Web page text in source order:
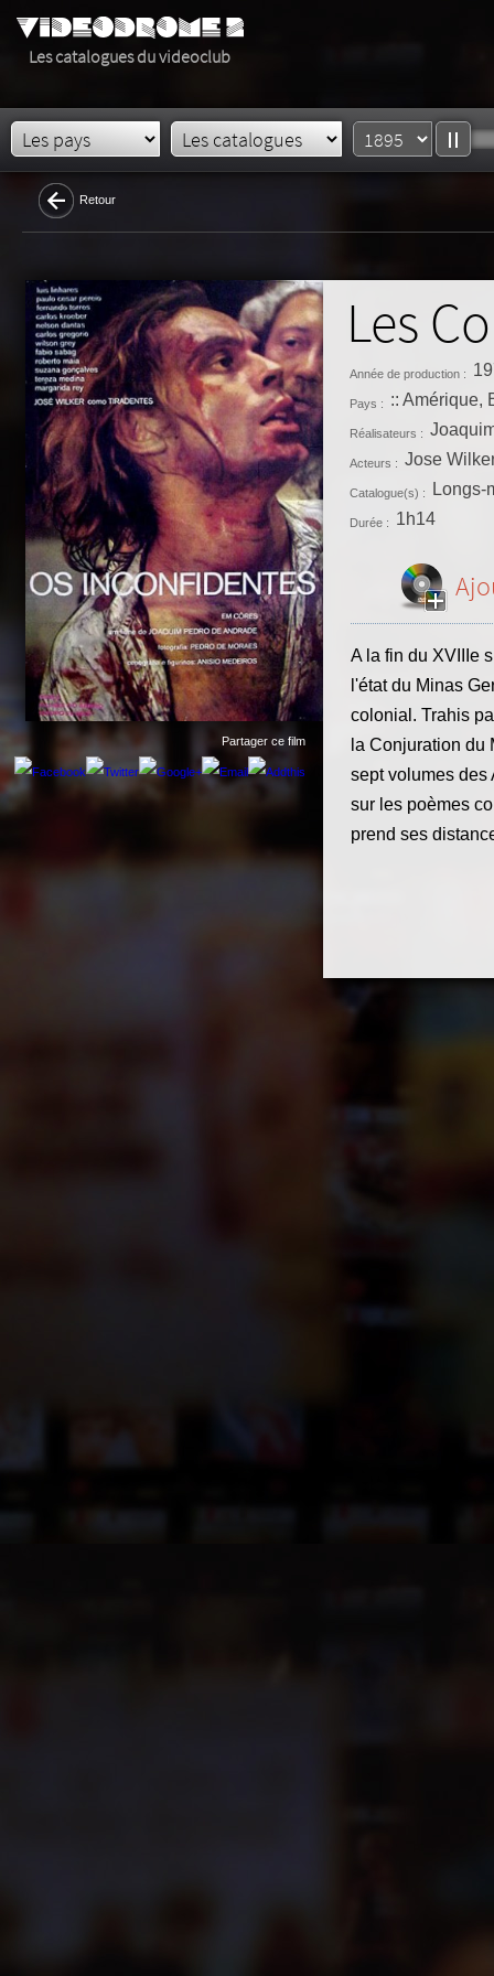
Les catalogues du videoclub
Retour
Partager ce film
Les
Année de production :
Pays : :: Amérique,
Réalisateurs :
Acteurs : Jose
Catalogue(s) : Longs-
Durée : 1h14
A la fin du XVIIIe
l'état du Minas
colonial. Trahis
la Conjuration du
sept volumes des
sur les poèmes
prend ses